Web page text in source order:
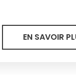
EN SAVOIR